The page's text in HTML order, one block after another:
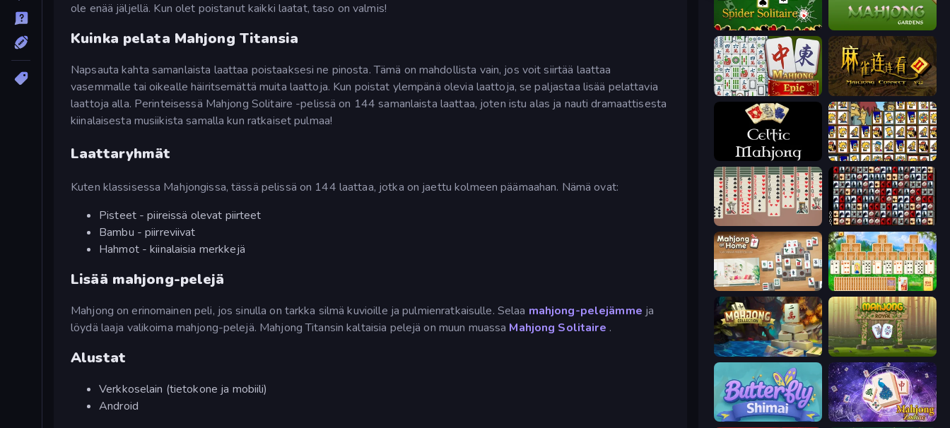
ole enää jäljellä. Kun olet poistanut kaikki laatat, taso on valmis!
Kuinka pelata Mahjong Titansia
Napsauta kahta samanlaista laattaa poistaaksesi ne pinosta. Tämä on mahdollista vain, jos voit siirtää laattaa
vasemmalle tai oikealle häiritsemättä muita laattoja. Kun poistat ylempänä olevia laattoja, se paljastaa lisää pelattavia
laattoja alla. Perinteisessä Mahjong Solitaire -pelissä on 144 samanlaista laattaa, joten istu alas ja nauti dramaattisesta
kiinalaisesta musiikista samalla kun ratkaiset pulmaa!
Laattaryhmät
Kuten klassisessa Mahjongissa, tässä pelissä on 144 laattaa, jotka on jaettu kolmeen päämaahan. Nämä ovat:
Pisteet - piireissä olevat piirteet
Bambu - piirreviivat
Hahmot - kiinalaisia merkkejä
Lisää mahjong-pelejä
Mahjong on erinomainen peli, jos sinulla on tarkka silmä kuvioille ja pulmienratkaisulle. Selaa mahjong-pelejämme ja
löydä laaja valikoima mahjong-pelejä. Mahjong Titansin kaltaisia pelejä on muun muassa Mahjong Solitaire .
Alustat
Verkkoselain (tietokone ja mobiili)
Android
Spider Solitaire Mahjong Gardens
Mahjong Epic Mahjong Connect 2 (Legacy)
Celtic Mahjong Solitaire Tiles of the Simpsons
Spider Solitaire 2 Suits War Mahjong
Scandinavian Mahjong Magic Towers Solitaire
Mahjong Collection Mahjong Royal
Butterfly Shimai Mahjong Solitaire Zodiac